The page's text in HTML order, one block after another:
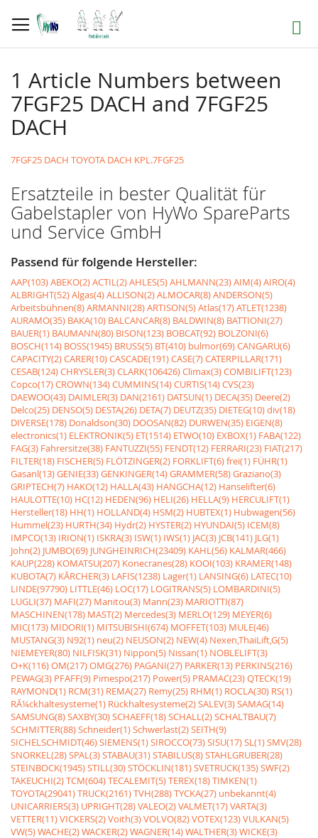
zum
Inhalt
Suche
1 Article Numbers between
7FGF25 DACH and 7FGF25
DACH
7FGF25 DACH TOYOTA DACH KPL.7FGF25
Ersatzteile in bester Qualität für
Gabelstapler von HyWo SpareParts
und Service GmbH
Passend für folgende Hersteller:
AAP(103)ABEKO(2)ACTIL(2)AHLES(5)AHLMANN(23)AIM(4)AIRO(4)
ALBRIGHT(52)Algas(4)ALLISON(2)ALMOCAR(8)ANDERSON(5)
Arbeitsbühnen(8)ARMANNI(28)ARTISON(5)Atlas(17)ATLET(1238)
AURAMO(35) BAKA(10) BALCANCAR(8) BALDWIN(8) BATTIONI(27)
BAUER(1) BAUMANN(80) BISON(123) BOBCAT(92) BOLZONI(6)
BOSCH(114) BOSS(1945) BRUSS(5) BT(410) bulmor(69)CANGARU(6)
CAPACITY(2)CARER(10)CASCADE(191)CASE(7)CATERPILLAR(171)
CESAB(124)CHRYSLER(3)CLARK(106426)Climax(3)COMBILIFT(123)
Copco(17)CROWN(134)CUMMINS(14)CURTIS(14)CVS(23)
DAEWOO(43) DAIMLER(3) DAN(2161) DATSUN(1) DECA(35) Deere(2)
Delco(25) DENSO(5) DESTA(26) DETA(7) DEUTZ(35) DIETEG(10)div(18)
DIVERSE(178) Donaldson(30) DOOSAN(82) DURWEN(35) EIGEN(8)
electronics(1) ELEKTRONIK(5) ET(1514) ETWO(10) EXBOX(1) FABA(122)
FAG(3) Fahrersitze(38) FANTUZZI(55) FENDT(12) FERRARI(23) FIAT(217)
FILTER(18) FISCHER(5) FLÖTZINGER(2) FORKLIFT(6)frei(1) FÜHR(1)
Gasanl(13)GENIE(33)GENKINGER(14)GRAMMER(58)Graziano(3)
GRIPTECH(7) HAKO(12) HALLA(43) HANGCHA(12) Hanselifter(6)
HAULOTTE(10) HC(12) HEDEN(96) HELI(26) HELLA(9) HERCULIFT(1)
Hersteller(18) HH(1) HOLLAND(4) HSM(2) HUBTEX(1) Hubwagen(56)
Hummel(23) HURTH(34) Hydr(2) HYSTER(2) HYUNDAI(5) ICEM(8)
IMPCO(13) IRION(1) ISKRA(3) ISW(1) IWS(1) JAC(3) JCB(141) JLG(1)
John(2) JUMBO(69) JUNGHEINRICH(23409) KAHL(56) KALMAR(466)
KAUP(228) KOMATSU(207) Konecranes(28) KOOI(103) KRAMER(148)
KUBOTA(7) KÃRCHER(3) LAFIS(1238) Lager(1) LANSING(6) LATEC(10)
LINDE(97790) LITTLE(46) LOC(17) LOGITRANS(5) LOMBARDINI(5)
LUGLI(37) MAFI(27) Manitou(3) Mann(23) MARIOTTI(87)
MASCHINEN(178) MAST(2) Mercedes(3) MERLO(129) MEYER(6)
MIC(173) MIDORI(1) MITSUBISHI(674) MOFFET(103) MULE(46)
MUSTANG(3) N92(1) neu(2) NEUSON(2) NEW(4) Nexen,ThaiLift,G(5)
NIEMEYER(80) NILFISK(31) Nippon(5) Nissan(1) NOBLELIFT(3)
O+K(116)OM(217)OMG(276) PAGANI(27) PARKER(13) PERKINS(216)
PEWAG(3) PFAFF(9) Pimespo(217) Power(5) PRAMAC(23)QTECK(19)
RAYMOND(1) RCM(31) REMA(27) Remy(25) RHM(1) ROCLA(30) RS(1)
RÃ¼ckhaltesysteme(1) Rückhaltesysteme(2)SALEV(3)SAMAG(14)
SAMSUNG(8)SAXBY(30)SCHAEFF(18)SCHALL(2)SCHALTBAU(7)
SCHMITTER(88)Schneider(1)Schwerlast(2)SEITH(9)
SICHELSCHMIDT(46)SIEMENS(1)SIROCCO(73)SISU(17)SL(1)SMV(28)
SNORKEL(28)SPAL(3)STABAU(31)STABILUS(8)STAHLGRUBER(28)
STEINBOCK(1945)STILL(30)STÖCKLIN(181)SVETRUCK(135)SWF(2)
TAKEUCHI(2)TCM(604)TECALEMIT(5)TEREX(18)TIMKEN(1)
TOYOTA(29041)TRUCK(2161)TVH(288)TYCKA(27) unbekannt(4)
UNICARRIERS(3) UPRIGHT(28)VALEO(2)VALMET(17)VARTA(3)
VETTER(11)VICKERS(2)Voith(3)VOLVO(82)VOTEX(123)VULKAN(5)
VW(5)WACHE(2)WACKER(2)WAGNER(14)WALTHER(3)WICKE(3)